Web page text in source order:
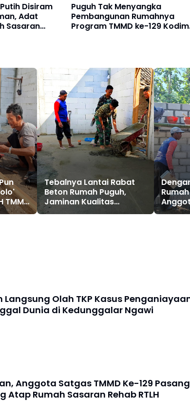
Disiram
Adat
Sasaran
Puguh Tak Menyangka
Pembangunan Rumahnya
Program TMMD ke-129 Kodim
TMMD
Tebalnya Lantai Rabat
Beton Rumah Puguh,
Jaminan Kualitas
Pembangunan Sasaran
Warga
Langsung Olah TKP Kasus
Dunia di Kedunggalar Ngawi
Anggota Satgas TMMD Ke-129 Pasang
Atap Rumah Sasaran Rehab RTLH